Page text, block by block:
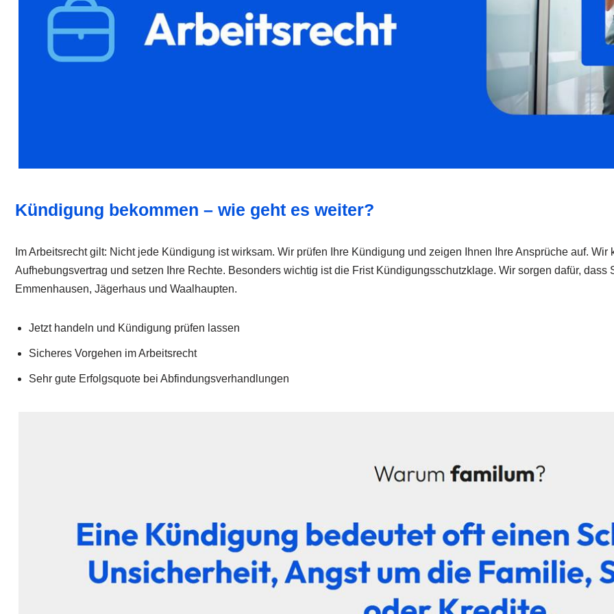
Kündigung bekommen – wie geht es weiter?
Im Arbeitsrecht gilt: Nicht jede Kündigung ist wirksam. Wir prüfen Ihre Kündigung und zeigen Ihnen Ihre Ansprüche auf.
Aufhebungsvertrag und setzen Ihre Rechte. Besonders wichtig ist die Frist Kündigungsschutzklage. Wir sorgen dafür,
Emmenhausen, Jägerhaus und Waalhaupten.
Jetzt handeln und Kündigung prüfen lassen
Sicheres Vorgehen im Arbeitsrecht
Sehr gute Erfolgsquote bei Abfindungsverhandlungen